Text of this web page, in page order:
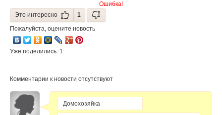
Ошибка!
Это интересно
1
Пожалуйста, оцените новость
Уже поделились: 1
Комментарии к новости отсутствуют